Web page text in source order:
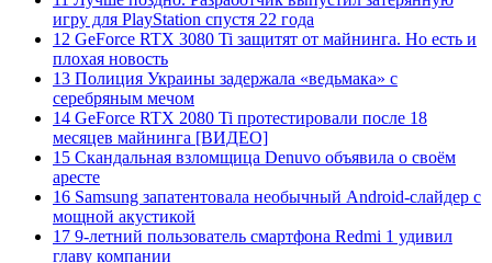
игру для PlayStation спустя 22 года
12 GeForce RTX 3080 Ti защитят от майнинга. Но есть и
плохая новость
13 Полиция Украины задержала «ведьмака» с
серебряным мечом
14 GeForce RTX 2080 Ti протестировали после 18
месяцев майнинга [ВИДЕО]
15 Скандальная взломщица Denuvo объявила о своём
аресте
16 Samsung запатентовала необычный Android-слайдер с
мощной акустикой
17 9-летний пользователь смартфона Redmi 1 удивил
главу компании